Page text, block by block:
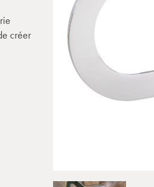
créer